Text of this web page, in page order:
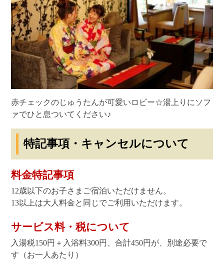
赤チェックのじゅうたんが可愛いロビー☆湯上りにソフ
ァでひと息ついてください♪
特記事項・キャンセルについて
料金特記事項
12歳以下のお子さまご宿泊いただけません。
13以上は大人料金と同じでご利用いただけます。
サービス料・税について
入湯税150円＋入浴料300円、合計450円が、別途必要で
す（お一人あたり）